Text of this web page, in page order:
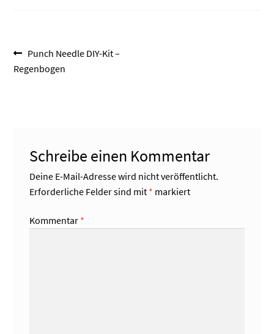
Beitragsnavigation
Vorheriger
Beitrag:
Punch Needle DIY-Kit –
Regenbogen
Schreibe einen Kommentar
Deine E-Mail-Adresse wird nicht veröffentlicht.
Erforderliche Felder sind mit * markiert
Kommentar *